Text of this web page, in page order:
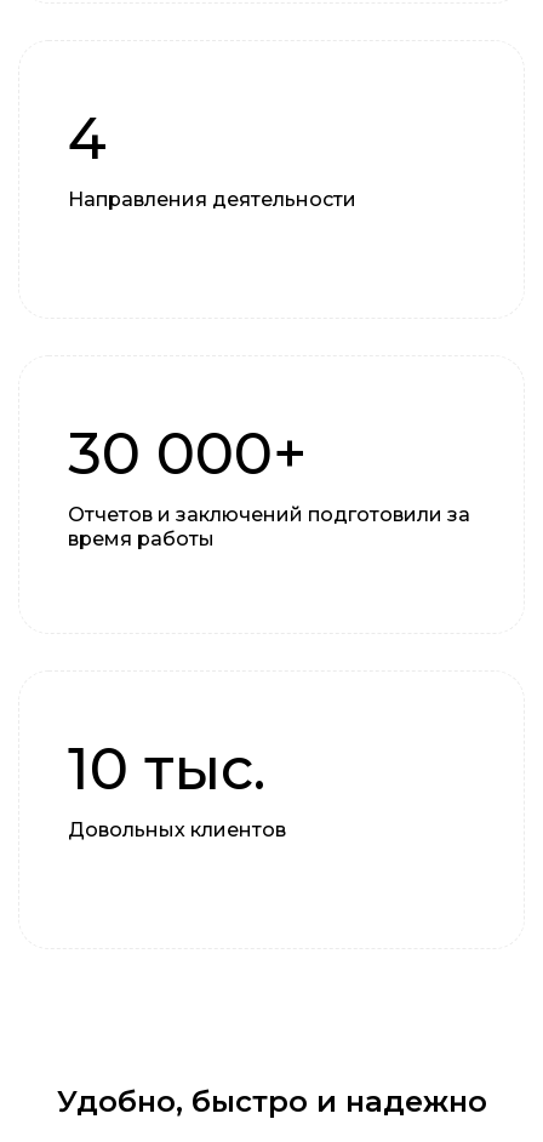
4
Направления деятельности
30 000+
Отчетов и заключений подготовили за
время работы
10 тыс.
Довольных клиентов
Удобно, быстро и надежно